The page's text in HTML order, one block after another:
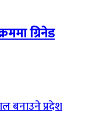
ग्रिनेड